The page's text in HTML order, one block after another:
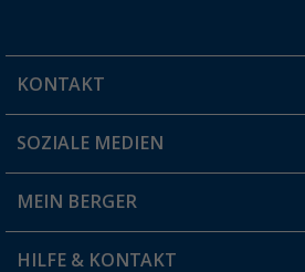
KONTAKT
Du hast eine Frage?
Filiale finden
SOZIALE MEDIEN
MEIN BERGER
Vorteilskarte
HILFE & KONTAKT